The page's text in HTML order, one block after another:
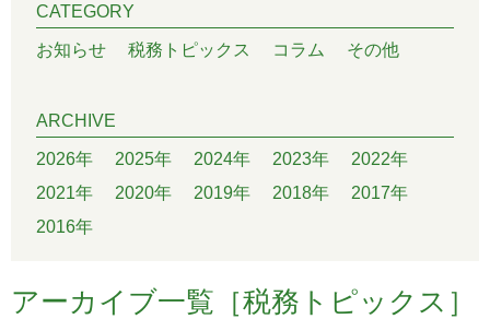
CATEGORY
お知らせ 税務トピックス コラム その他
ARCHIVE
2026年 2025年 2024年 2023年
2022年
2021年
2020年 2019年 2018年
2017年
2016年
アーカイブ一覧［税務トピックス］